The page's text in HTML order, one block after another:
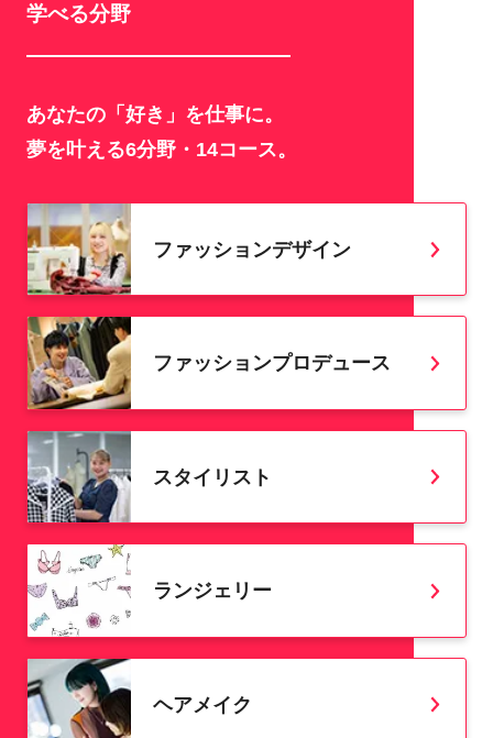
学べる分野
あなたの「好き」を仕事に。
夢を叶える6分野・14コース。
ファッションデザイン
ファッションプロデュース
スタイリスト
ランジェリー
ヘアメイク